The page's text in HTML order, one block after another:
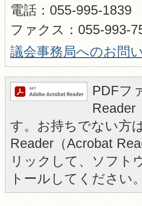
電話：055-995-1839
ファクス：055-993-
議会事務局へのお問
PDFフ
Reader
す。お持ちでない方
Reader（Acrobat
リックして、ソフト
トールしてください。